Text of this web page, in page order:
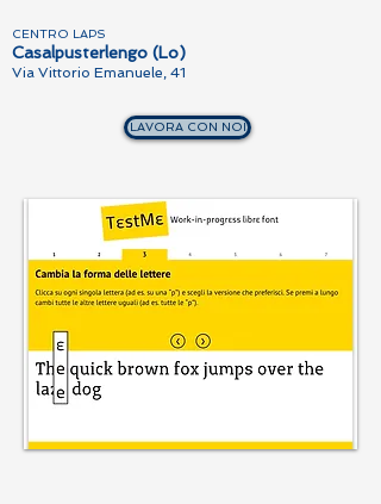
CENTRO LAPS
Casalpusterlengo (Lo)
Via Vittorio Emanuele, 41
LAVORA CON NOI